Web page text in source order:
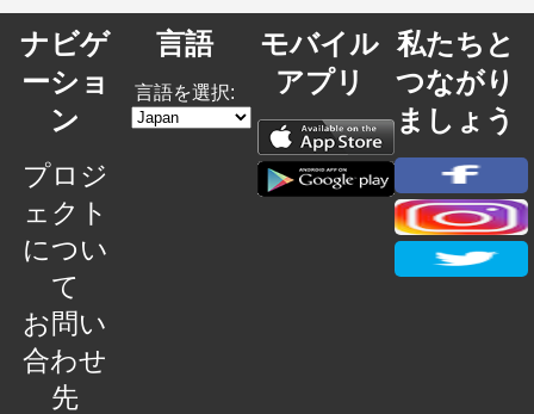
ナビゲ
ーショ
ン
プロジ
ェクト
につい
て
お問い
合わせ
先
言語
言語を選択:
モバイル
アプリ
私たちと
つながり
ましょう